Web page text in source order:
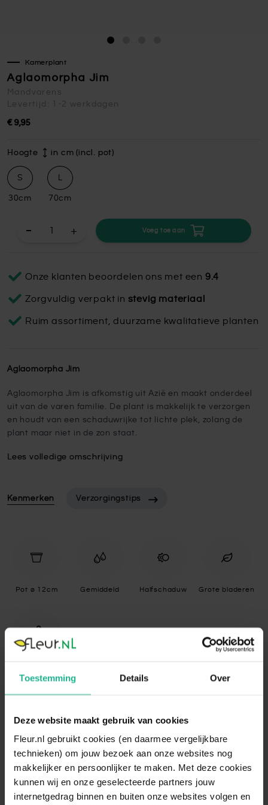
Toestemming Details Over
Deze website maakt gebruik van cookies
Fleur.nl gebruikt cookies (en daarmee vergelijkbare
technieken) om jouw bezoek aan onze websites nog
makkelijker en persoonlijker te maken. Met deze cookies
kunnen wij en onze geselecteerde partners jouw
internetgedrag binnen en buiten onze websites volgen en
Kamerplant
Aglaomorpha Jim
Mandvarens
Levertijd: 1-2 werkdagen
€ 9,95
Hoogte in cm (incl. pot)
S
30cm
L
70cm
+ Voeg toe aan
Onze klanten beoordelen ons met een 9.4
Zorgvuldig verpakt in stevig materiaal
Ruim assortiment, duurzame kwalitatieve planten
Aglaomorpha Jim
Aglaomorpha Jim is afkomstig uit Azië en maakt onderdeel
uit van de varen familie. De plant is makkelijk te verzorgen
en houdt van een schaduwrijke tot lichte plek, zolang de
plant maar niet in de zon staat.
Lees volledige omschrijving
Kenmerken Verzorgingstips
Pot ø 12cm Gemiddeld Halfschaduw Grote bladeren
Standplaats Halfschaduw
Standplaats
omschrijving
Zoals de meeste varens gedijt de
Aglaonema op een lichte, maar
beschaduwde plaats. Vermijd daarom
direct zonlicht.